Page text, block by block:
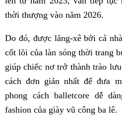
thời thượng vào năm 2026.
Do đó, được lăng-xê bởi cả
cốt lõi của làn sóng thời trang
giúp chiếc nơ trở thành trào
cách đơn giản nhất để đưa
phong cách balletcore dễ
fashion của giày vũ công ba lê.